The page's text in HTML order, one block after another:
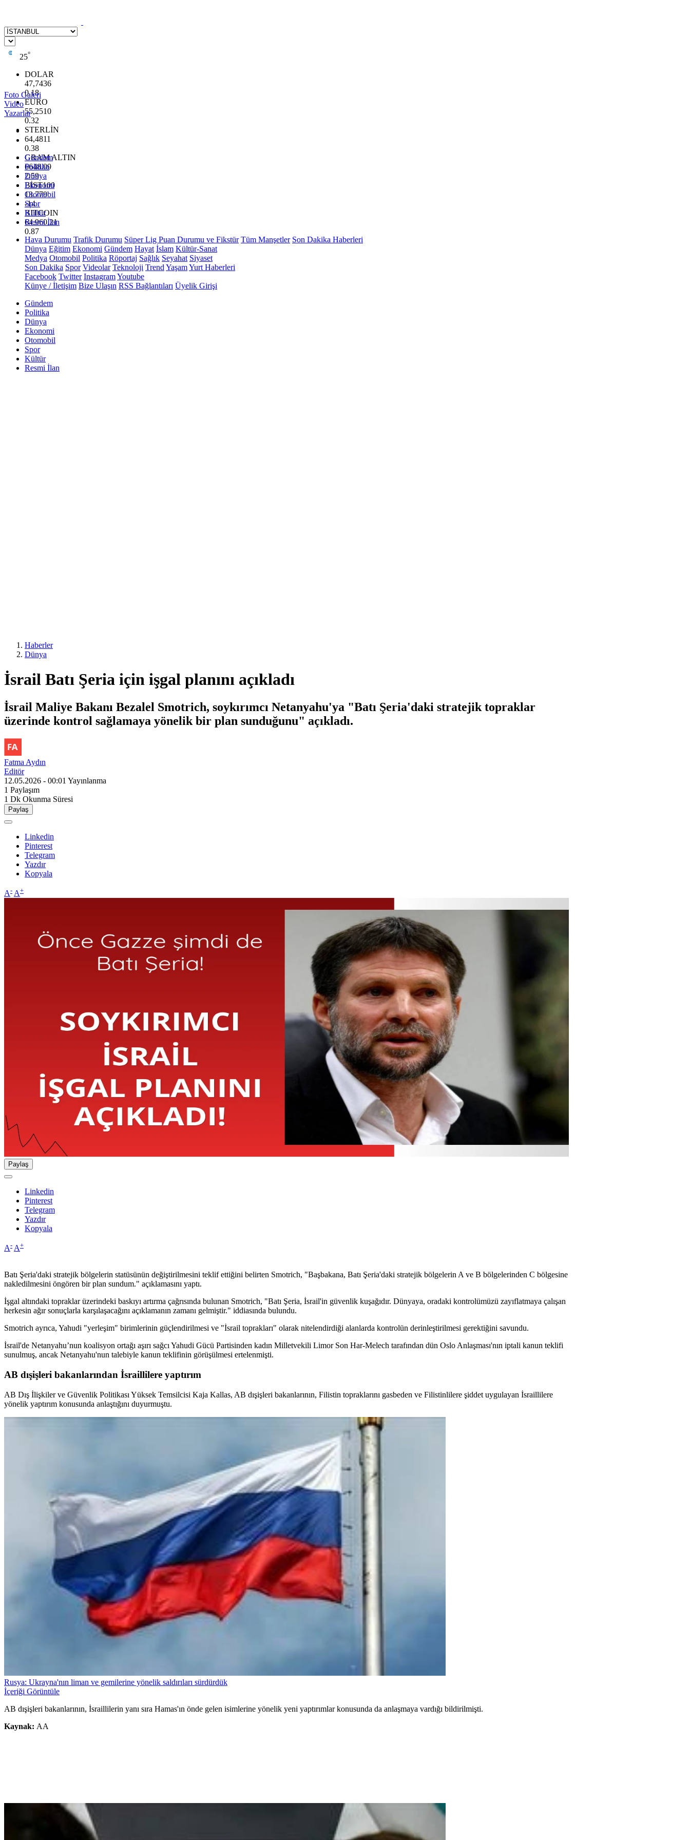
25°
DOLAR
47,7436
0.18
EURO
55,2510
0.32
STERLİN
64,4811
0.38
GRAM ALTIN
6648.99
2.59
BİST100
13.779
-14
BITCOIN
64.960,21
0.87
Foto Galeri
Video
Yazarlar
Gündem
Politika
Dünya
Ekonomi
Otomobil
Spor
Kültür
Resmi İlan
Hava Durumu Trafik Durumu Süper Lig Puan Durumu ve Fikstür Tüm Manşetler Son Dakika Haberleri
Dünya Eğitim Ekonomi Gündem Hayat İslam Kültür-Sanat
Medya Otomobil Politika Röportaj Sağlık Seyahat Siyaset
Son Dakika Spor Videolar Teknoloji Trend YaşamYurt Haberleri
Facebook Twitter InstagramYoutube
Künye / İletişim Bize Ulaşın RSS Bağlantıları Üyelik Girişi
Gündem
Politika
Dünya
Ekonomi
Otomobil
Spor
Kültür
Resmi İlan
Haberler
Dünya
İsrail Batı Şeria için işgal planını açıkladı
İsrail Maliye Bakanı Bezalel Smotrich, soykırımcı Netanyahu'ya "Batı Şeria'daki stratejik topraklar
üzerinde kontrol sağlamaya yönelik bir plan sunduğunu" açıkladı.
Fatma Aydın
Editör
12.05.2026 - 00:01 Yayınlanma
1 Paylaşım
1 Dk Okunma Süresi
Paylaş
Linkedin
Pinterest
Telegram
Yazdır
Kopyala
A- A+
Paylaş
Linkedin
Pinterest
Telegram
Yazdır
Kopyala
A- A+
Batı Şeria'daki stratejik bölgelerin statüsünün değiştirilmesini teklif ettiğini belirten Smotrich, "Başbakana, Batı Şeria'daki stratejik bölgelerin A ve B bölgelerinden C bölgesine
nakledilmesini öngören bir plan sundum." açıklamasını yaptı.
İşgal altındaki topraklar üzerindeki baskıyı artırma çağrısında bulunan Smotrich, "Batı Şeria, İsrail'in güvenlik kuşağıdır. Dünyaya, oradaki kontrolümüzü zayıflatmaya çalışan
herkesin ağır sonuçlarla karşılaşacağını açıklamanın zamanı gelmiştir." iddiasında bulundu.
Smotrich ayrıca, Yahudi "yerleşim" birimlerinin güçlendirilmesi ve "İsrail toprakları" olarak nitelendirdiği alanlarda kontrolün derinleştirilmesi gerektiğini savundu.
İsrail'de Netanyahu’nun koalisyon ortağı aşırı sağcı Yahudi Gücü Partisinden kadın Milletvekili Limor Son Har-Melech tarafından dün Oslo Anlaşması'nın iptali kanun teklifi
sunulmuş, ancak Netanyahu'nun talebiyle kanun teklifinin görüşülmesi ertelenmişti.
AB dışişleri bakanlarından İsraillilere yaptırım
AB Dış İlişkiler ve Güvenlik Politikası Yüksek Temsilcisi Kaja Kallas, AB dışişleri bakanlarının, Filistin topraklarını gasbeden ve Filistinlilere şiddet uygulayan İsraillilere
yönelik yaptırım konusunda anlaştığını duyurmuştu.
Rusya: Ukrayna'nın liman ve gemilerine yönelik saldırıları sürdürdük
İçeriği Görüntüle
AB dışişleri bakanlarının, İsraillilerin yanı sıra Hamas'ın önde gelen isimlerine yönelik yeni yaptırımlar konusunda da anlaşmaya vardığı bildirilmişti.
Kaynak: AA